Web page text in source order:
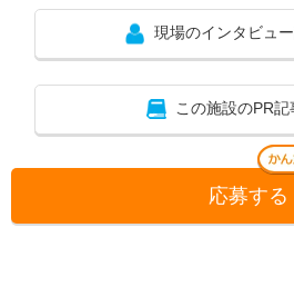
現場のインタビュ
この施設のPR記
応募する